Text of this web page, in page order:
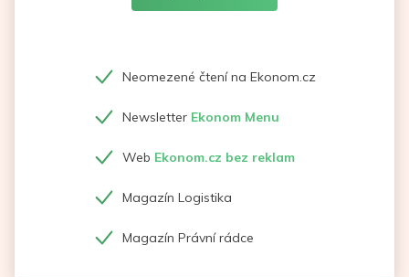
Neomezené čtení na Ekonom.cz
Newsletter Ekonom Menu
Web Ekonom.cz bez reklam
Magazín Logistika
Magazín Právní rádce